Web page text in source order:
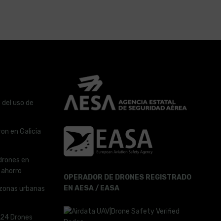
uso de
en Galicia
en
urbanas
Drones
OPERADOR DE DRONES REGISTRADO
EN AESA / EASA